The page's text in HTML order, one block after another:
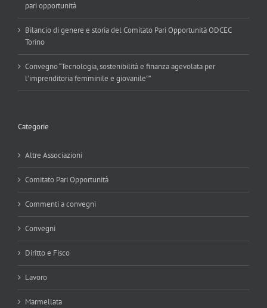
pari opportunità
Bilancio di genere e storia del Comitato Pari Opportunità ODCEC
Torino
Convegno “Tecnologia, sostenibilità e finanza agevolata per
l’imprenditoria femminile e giovanile””
Categorie
Altre Associazioni
Comitato Pari Opportunità
Commenti a convegni
Convegni
Diritto e Fisco
Lavoro
Marmellata